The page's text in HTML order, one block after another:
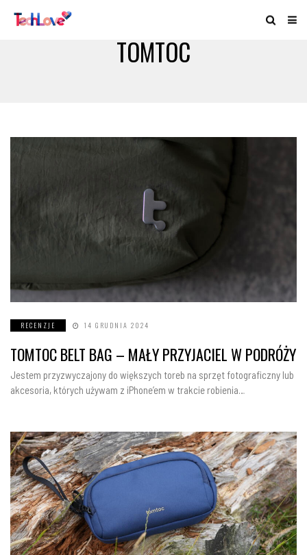
TOMTOC
RECENZJE 14 GRUDNIA 2024
TOMTOC BELT BAG – MAŁY PRZYJACIEL W PODRÓŻY
Jestem przyzwyczajony do większych toreb na sprzęt fotograficzny lub
akcesoria, których używam z iPhone’em w trakcie robienia…